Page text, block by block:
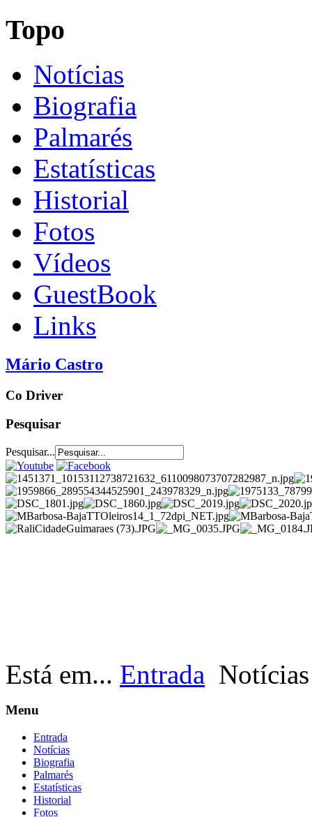
Topo
Notícias
Biografia
Palmarés
Estatísticas
Historial
Fotos
Vídeos
GuestBook
Links
Mário Castro
Co Driver
Pesquisar
Pesquisar...
Está em... Entrada Notícias
Menu
Entrada
Notícias
Biografia
Palmarés
Estatísticas
Historial
Fotos